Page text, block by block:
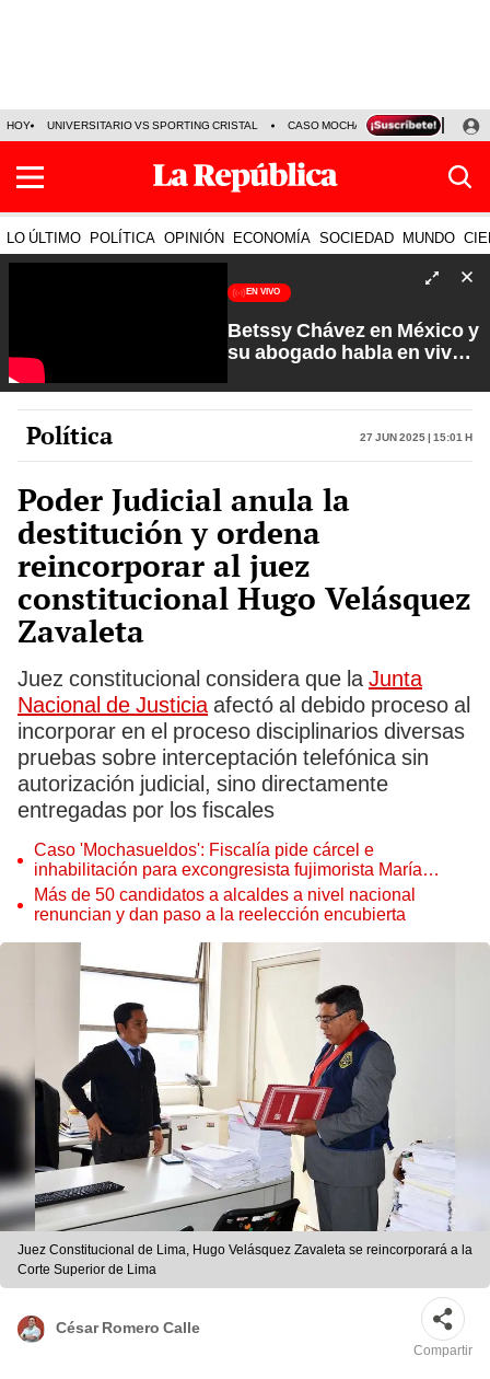
HOY UNIVERSITARIO VS SPORTING CRISTAL CASO MOCHASUELDOS
LO ÚLTIMO POLÍTICA OPINIÓN ECONOMÍA SOCIEDAD MUNDO
EN VIVO
Betssy Chávez en México y
su abogado habla en vivo |
Carlos Cornejo
Política 27 Jun 2025 | 15:01 h
Poder Judicial anula la
destitución y ordena
reincorporar al juez
constitucional Hugo Velásquez
Zavaleta
Juez constitucional considera que la Junta
Nacional de Justiciaafectó al debido proceso al
incorporar en el proceso disciplinarios diversas
pruebas sobre interceptación telefónica sin
autorización judicial, sino directamente
entregadas por los fiscales
Caso 'Mochasueldos': Fiscalía pide cárcel e
inhabilitación para excongresista fujimorista María
Cordero Jon Tay
Más de 50 candidatos a alcaldes a nivel nacional
renuncian y dan paso a la reelección encubierta
Juez Constitucional de Lima, Hugo Velásquez Zavaleta se reincorporará a la
Corte Superior de Lima
César Romero Calle
Compartir